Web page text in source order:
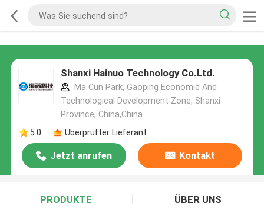
Shanxi Hainuo Technology Co.Ltd.
Ma Cun Park, Gaoping Economic And
Technological Development Zone, Shanxi
Province, China,China
5.0
Überprüfter Lieferant
Jetzt anrufen Kontakt
PRODUKTE ÜBER UNS